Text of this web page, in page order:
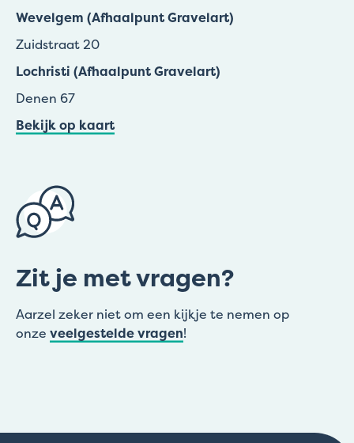
Wevelgem (Afhaalpunt Gravelart)
Zuidstraat 20
Lochristi (Afhaalpunt Gravelart)
Denen 67
Bekijk op kaart
Zit je met vragen?
Aarzel zeker niet om een kijkje te nemen op
onze veelgestelde vragen!